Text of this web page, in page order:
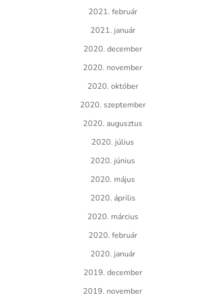
2021. február
2021. január
2020. december
2020. november
2020. október
2020. szeptember
2020. augusztus
2020. július
2020. június
2020. május
2020. április
2020. március
2020. február
2020. január
2019. december
2019. november